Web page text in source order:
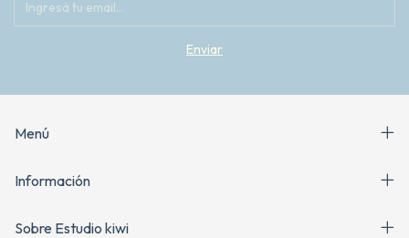
Menú
Información
Sobre Estudio kiwi